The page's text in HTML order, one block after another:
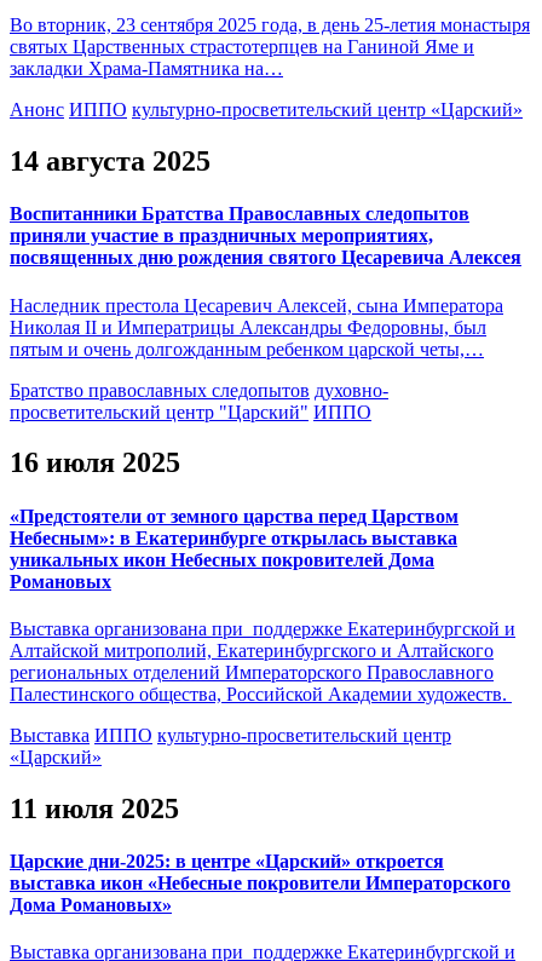
Во вторник, 23 сентября 2025 года, в день 25-летия монастыря
святых Царственных страстотерпцев на Ганиной Яме и
закладки Храма-Памятника на…
Анонс ИППО культурно-просветительский центр «Царский»
14 августа 2025
Воспитанники Братства Православных следопытов
приняли участие в праздничных мероприятиях,
посвященных дню рождения святого Цесаревича Алексея
Наследник престола Цесаревич Алексей, сына Императора
Николая II и Императрицы Александры Федоровны, был
пятым и очень долгожданным ребенком царской четы,…
Братство православных следопытов духовно-
просветительский центр "Царский" ИППО
16 июля 2025
«Предстоятели от земного царства перед Царством
Небесным»: в Екатеринбурге открылась выставка
уникальных икон Небесных покровителей Дома
Романовых
Выставка организована при поддержке Екатеринбургской и
Алтайской митрополий, Екатеринбургского и Алтайского
региональных отделений Императорского Православного
Палестинского общества, Российской Академии художеств.
Выставка ИППО культурно-просветительский центр
«Царский»
11 июля 2025
Царские дни-2025: в центре «Царский» откроется
выставка икон «Небесные покровители Императорского
Дома Романовых»
Выставка организована при поддержке Екатеринбургской и